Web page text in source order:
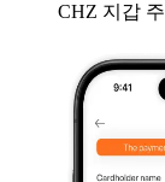
CHZ 지갑